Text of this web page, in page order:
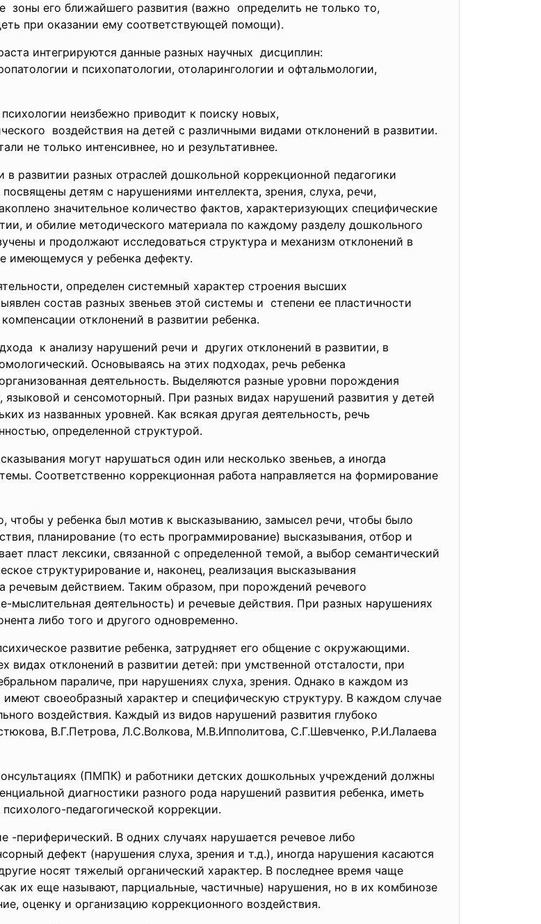
зоны его ближайшего развития (важно определить не только то,
при оказании ему соответствующей помощи).
интегрируются данные разных научных дисциплин:
и психопатологии, отоларингологии и офтальмологии,
неизбежно приводит к поиску новых,
воздействия на детей с различными видами отклонений в развитии.
не только интенсивнее, но и результативнее.
развитии разных отраслей дошкольной коррекционной педагогики
детям с нарушениями интеллекта, зрения, слуха, речи,
значительное количество фактов, характеризующих специфические
и обилие методического материала по каждому разделу дошкольного
и продолжают исследоваться структура и механизм отклонений в
имеющемуся у ребенка дефекту.
определен системный характер строения высших
состав разных звеньев этой системы и степени ее пластичности
отклонений в развитии ребенка.
к анализу нарушений речи и других отклонений в развитии, в
Основываясь на этих подходах, речь ребенка
деятельность. Выделяются разные уровни порождения
и сенсомоторный. При разных видах нарушений развития у детей
из названных уровней. Как всякая другая деятельность, речь
определенной структурой.
могут нарушаться один или несколько звеньев, а иногда
Соответственно коррекционная работа направляется на формирование
чтобы у ребенка был мотив к высказыванию, замысел речи, чтобы было
планирование (то есть программирование) высказывания, отбор и
пласт лексики, связанной с определенной темой, а выбор семантический
структурирование и, наконец, реализация высказывания
речевым действием. Таким образом, при порождений речевого
деятельность) и речевые действия. При разных нарушениях
либо того и другого одновременно.
развитие ребенка, затрудняет его общение с окружающими.
видах отклонений в развитии детей: при умственной отсталости, при
параличе, при нарушениях слуха, зрения. Однако в каждом из
своеобразный характер и специфическую структуру. В каждом случае
воздействия. Каждый из видов нарушений развития глубоко
В.Г.Петрова, Л.С.Волкова, М.В.Ипполитова, С.Г.Шевченко, Р.И.Лалаева
(ПМПК) и работники детских дошкольных учреждений должны
диагностики разного рода нарушений развития ребенка, иметь
педагогической коррекции.
-периферический. В одних случаях нарушается речевое либо
дефект (нарушения слуха, зрения и т.д.), иногда нарушения касаются
носят тяжелый органический характер. В последнее время чаще
их еще называют, парциальные, частичные) нарушения, но в их комбинозе
оценку и организацию коррекционного воздействия.